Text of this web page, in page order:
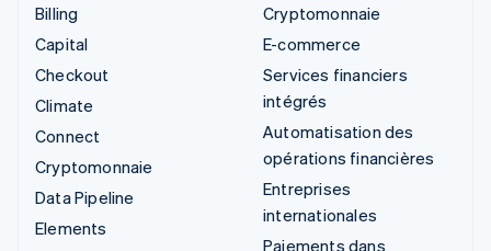
Billing
Capital
Checkout
Climate
Connect
Cryptomonnaie
Data Pipeline
Elements
Cryptomonnaie
E-commerce
Services financiers
intégrés
Automatisation des
opérations financières
Entreprises
internationales
Paiements dans